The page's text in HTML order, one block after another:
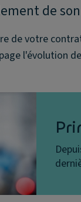
de
de votre
l'évolution